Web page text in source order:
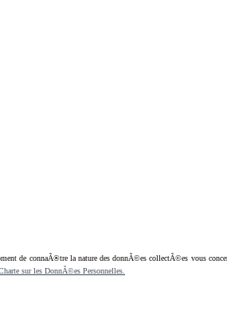
connaÃ®tre la nature des donnÃ©es collectÃ©es vous
sur les DonnÃ©es Personnelles.